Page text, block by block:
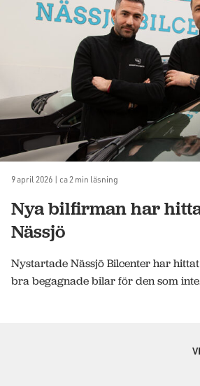
9 april 2026 | ca 2 min läsning
Nya bilfirman har
Nässjö
Nystartade Nässjö Bilcenter har
bra begagnade bilar för den som